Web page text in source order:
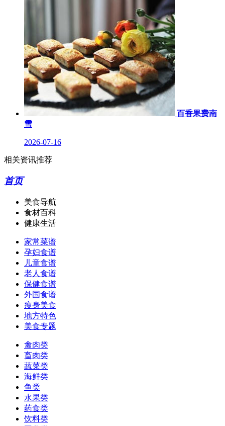
百香果费南
雪
2026-07-16
相关资讯推荐
首页
美食导航
食材百科
健康生活
家常菜谱
孕妇食谱
儿童食谱
老人食谱
保健食谱
外国食谱
瘦身美食
地方特色
美食专题
禽肉类
畜肉类
蔬菜类
海鲜类
鱼类
水果类
药食类
饮料类